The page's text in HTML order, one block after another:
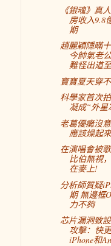
《銀魂》真
房收入9.8
期
趙麗穎隱瞞
今帥氣老
難怪出道
寶寶夏天穿
科學家首次
凝成“外星
老葛優癱沒
應該燥起來
在演唱會被歌
比伯無視
在麥上!
分析師質疑
期 無邊框
力不夠
芯片漏洞致
攻擊：快
iPhone和